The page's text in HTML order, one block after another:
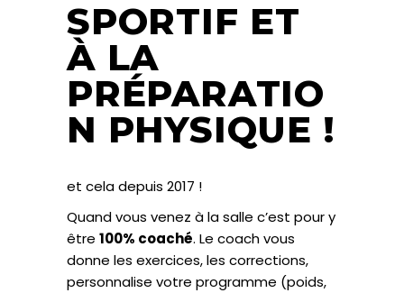
SPORTIF ET
À LA
PRÉPARATIO
N PHYSIQUE !
et cela depuis 2017 !
Quand vous venez à la salle c’est pour y
être 100% coaché. Le coach vous
donne les exercices, les corrections,
personnalise votre programme (poids,